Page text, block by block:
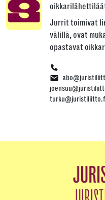
Jurrit toimivat
välillä, ovat
opastavat